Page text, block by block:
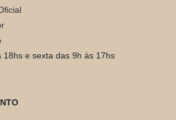
18hs e sexta das 9h às 17hs